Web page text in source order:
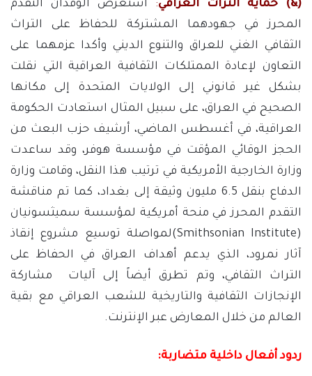
(&) حماية التراث العراقي: استعرض الوفدان التقدم
المحرز في جهودهما المشتركة للحفاظ على التراث
الثقافي الغني للعراق والتنوع الديني وأكدا عزمهما على
التعاون لإعادة الممتلكات الثقافية العراقية التي نقلت
بشكل غير قانوني إلى الولايات المتحدة إلى مكانها
الصحيح في العراق، على سبيل المثال استعادت الحكومة
العراقية، في أغسطس الماضي، أرشيف حزب البعث من
الحجز الوقائي المؤقت في مؤسسة هوفر، وقد ساعدت
وزارة الخارجية الأمريكية في ترتيب هذا النقل، وقامت وزارة
الدفاع بنقل 6.5 مليون وثيقة إلى بغداد، كما تم مناقشة
التقدم المحرز في منحة أمريكية لمؤسسة سميثسونيان
(Smithsonian Institute)لمواصلة توسيع مشروع إنقاذ
آثار نمرود، الذي يدعم أهداف العراق في الحفاظ على
التراث الثقافي، وتم تطرق أيضاً إلى آليات مشاركة
الإنجازات الثقافية والتاريخية للشعب العراقي مع بقية
العالم من خلال المعارض عبر الإنترنت.
ردود أفعال داخلية متضاربة: